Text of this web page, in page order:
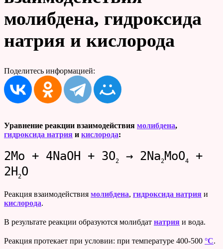
молибдена, гидроксида
натрия и кислорода
Поделитесь информацией:
Уравнение реакции взаимодействия молибдена,
гидроксида натрия и кислорода:
2Mo + 4NaOH + 3O2 → 2Na2 MoO4
+
2H 2O
Реакция взаимодействия молибдена, гидроксида натрия и
кислорода.
В результате реакции образуются молибдат натрия и вода.
Реакция протекает при условии: при температуре 400-500 °C.